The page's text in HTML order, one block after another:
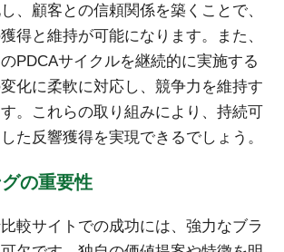
、顧客との信頼関係を築くことで、
得と維持が可能になります。また、
PDCAサイクルを継続的に実施する
化に柔軟に対応し、競争力を維持す
。これらの取り組みにより、持続可
た反響獲得を実現できるでしょう。
の重要性
較サイトでの成功には、強力なブラ